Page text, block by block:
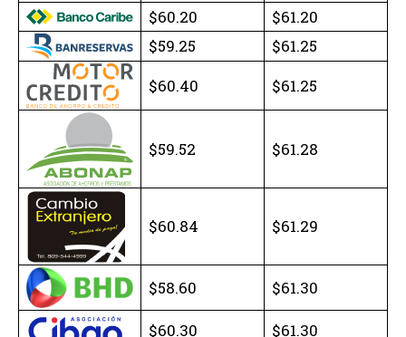
$60.20
$61.20
$59.25
$61.25
$60.40
$61.25
$59.52 $61.28
$60.84 $61.29
$58.60 $61.30
$60.30 $61.30